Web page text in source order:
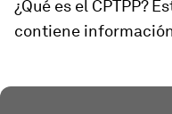
¿Qué es el CPTPP?
contiene